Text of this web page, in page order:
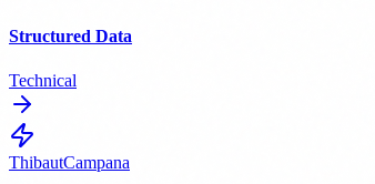
Structured Data
Technical
ThibautCampana